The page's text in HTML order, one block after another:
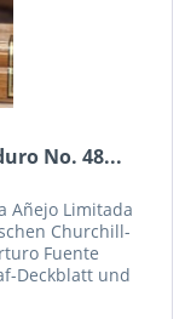
No. 48...
Añejo Limitada
Churchill-
Fuente
Deckblatt und